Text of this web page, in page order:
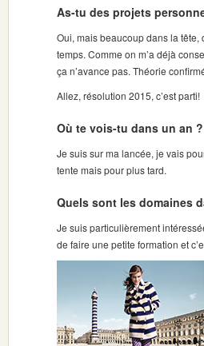
As-tu des projets
Oui, mais beaucoup dans la tête,
temps. Comme on m’a déjà
ça n’avance pas. Théorie
Allez, résolution 2015, c’est parti!
Où te vois-tu dans un an ?
Je suis sur ma lancée, je vais
tente mais pour plus tard.
Quels sont les domaines
Je suis particulièrement
de faire une petite formation et